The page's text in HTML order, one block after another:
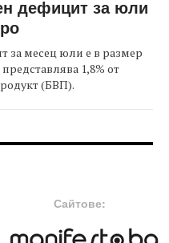
дефицит за юли
за месец юли е в размер
1,8% от
(БВП).
Сайтове: